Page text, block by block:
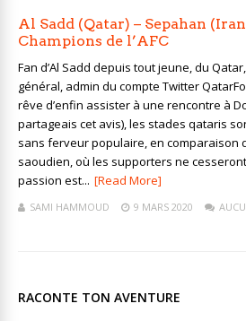
Al Sadd (Qatar) – Sepahan
Champions de l’AFC
Fan d’Al Sadd depuis tout jeune, du
général, admin du compte Twitter
rêve d’enfin assister à une rencontre à
partageais cet avis), les stades qataris
sans ferveur populaire, en comparaison
saoudien, où les supporters ne
passion est... [Read More]
SAMI HAMMOUD 9 MARS 2020
RACONTE TON AVENTURE